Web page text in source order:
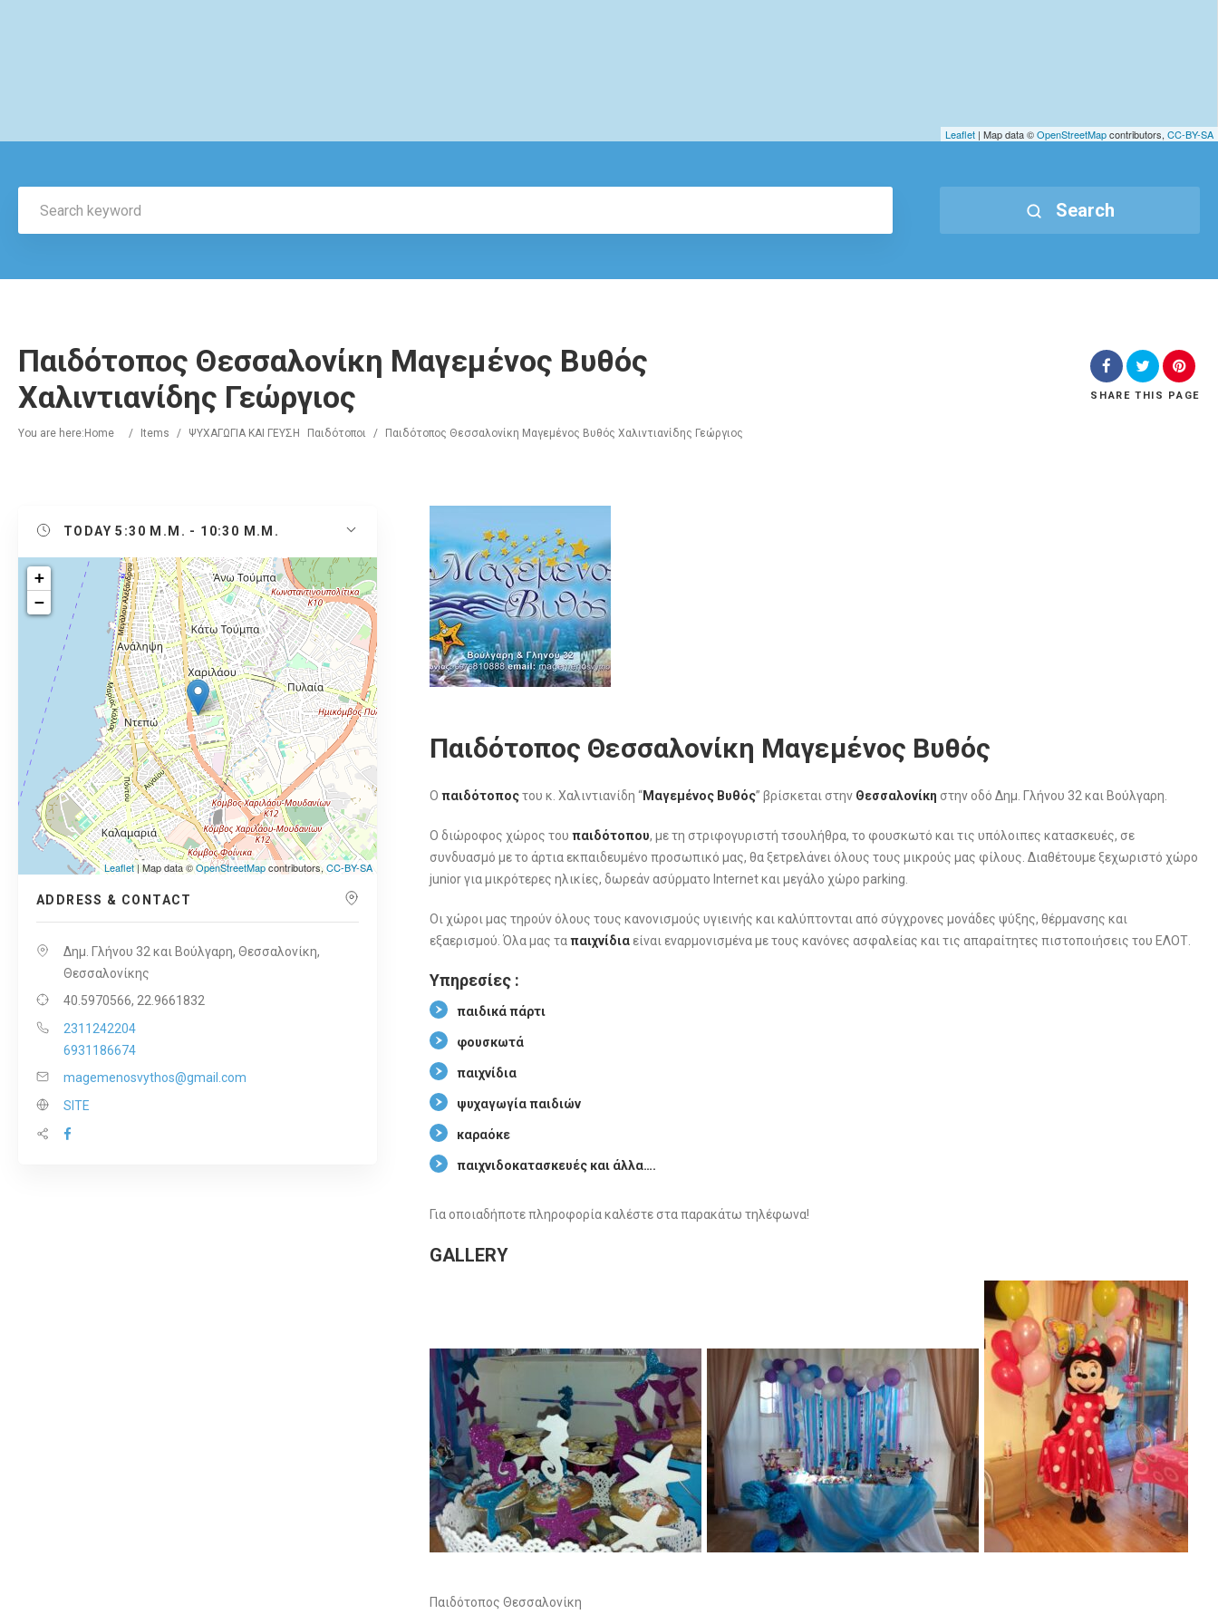
Leaflet | Map data ©OpenStreetMapcontributors, CC-BY-SA
Search
Παιδότοπος Θεσσαλονίκη Μαγεμένος Βυθός
Χαλιντιανίδης Γεώργιος
You are here: Home / Items / ΨΥΧΑΓΩΓΙΑ ΚΑΙ ΓΕΥΣΗ Παιδότοποι / Παιδότοπος Θεσσαλονίκη Μαγεμένος Βυθός Χαλιντιανίδης Γεώργιος
SHARE THIS PAGE
TODAY5:30 Μ.Μ. - 10:30 Μ.Μ.
+
−
Leaflet| Map data ©OpenStreetMapcontributors,CC-BY-SA
ADDRESS & CONTACT
Δημ. Γλήνου 32 και Βούλγαρη, Θεσσαλονίκη,
Θεσσαλονίκης
40.5970566, 22.9661832
2311242204
6931186674
magemenosvythos@gmail.com
SITE
Παιδότοπος Θεσσαλονίκη Μαγεμένος Βυθός
Ο παιδότοπος του κ. Χαλιντιανίδη “Μαγεμένος Βυθός” βρίσκεται στην Θεσσαλονίκη στην οδό Δημ. Γλήνου 32 και Βούλγαρη.
Ο διώροφος χώρος του παιδότοπου, με τη στριφογυριστή τσουλήθρα, το φουσκωτό και τις υπόλοιπες κατασκευές, σε
συνδυασμό με το άρτια εκπαιδευμένο προσωπικό μας, θα ξετρελάνει όλους τους μικρούς μας φίλους. Διαθέτουμε ξεχωριστό χώρο
junior για μικρότερες ηλικίες, δωρεάν ασύρματο Internet και μεγάλο χώρο parking.
Οι χώροι μας τηρούν όλους τους κανονισμούς υγιεινής και καλύπτονται από σύγχρονες μονάδες ψύξης, θέρμανσης και
εξαερισμού. Όλα μας ταπαιχνίδιαείναι εναρμονισμένα με τους κανόνες ασφαλείας και τις απαραίτητες πιστοποιήσεις του ΕΛΟΤ.
Υπηρεσίες :
παιδικά πάρτι
φουσκωτά
παιχνίδια
ψυχαγωγία παιδιών
καραόκε
παιχνιδοκατασκευές και άλλα….
Για οποιαδήποτε πληροφορία καλέστε στα παρακάτω τηλέφωνα!
GALLERY
Παιδότοπος Θεσσαλονίκη